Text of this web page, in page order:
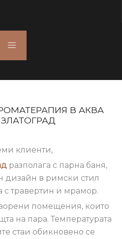
В АКВА
клиенти,
разполага с парна баня,
дизайн в римски стил
с травертин и мрамор.
помещения, които
на пара. Температурата
стаи обикновено се